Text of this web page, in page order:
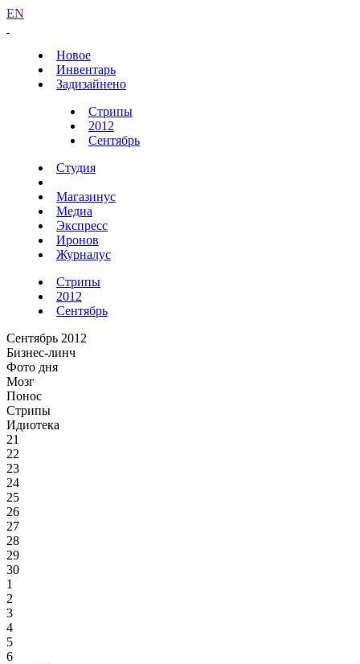
EN
Новое
Инвентарь
Задизайнено
Стрипы
2012
Сентябрь
Студия
Магазинус
Медиа
Экспресс
Иронов
Журналус
Стрипы
2012
Сентябрь
Сентябрь 2012
Бизнес-линч
Фото дня
Мозг
Понос
Стрипы
Идиотека
21
22
23
24
25
26
27
28
29
30
1
2
3
4
5
6